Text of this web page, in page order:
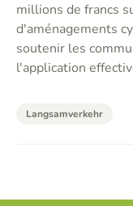
millions de francs
d'aménagements
soutenir les
l'application
Langsamverkehr